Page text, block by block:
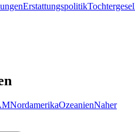
Erstattungspolitik
NordamerikaOzeanienNaher